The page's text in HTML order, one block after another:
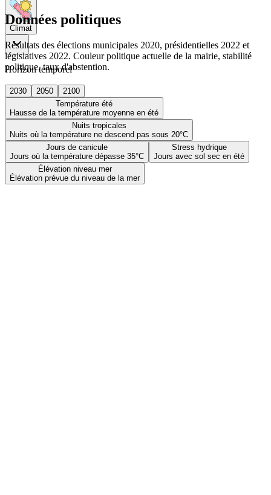
Climat
Horizon temporel
2030 2050
2100
Température été
Hausse de la température moyenne en été
Nuits tropicales
Nuits où la température ne descend pas sous 20°C
Jours de canicule
Jours où la température dépasse 35°C
Stress hydrique
Jours avec sol sec en été
Élévation niveau mer
Élévation prévue du niveau de la mer
Données politiques
Résultats des élections municipales 2020, présidentielles 2022 et
législatives 2022. Couleur politique actuelle de la mairie, stabilité
politique, taux d'abstention.